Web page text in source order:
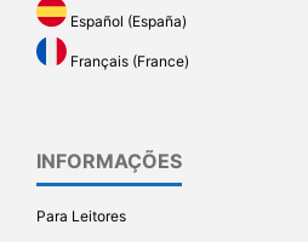
Español (España)
Français (France)
INFORMAÇÕES
Para Leitores